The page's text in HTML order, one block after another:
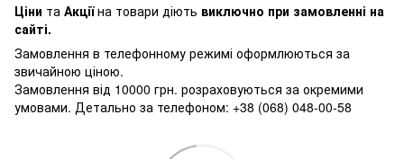
Ціни та Акціїна товари діють виключно при замовленні на
сайті.
Замовлення в телефонному режимі оформлюються за
звичайною ціною.
Замовлення від 10000 грн. розраховуються за окремими
умовами. Детально за телефоном: +38 (068) 048-00-58